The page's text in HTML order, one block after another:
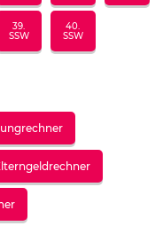
39.
SSW
40.
SSW